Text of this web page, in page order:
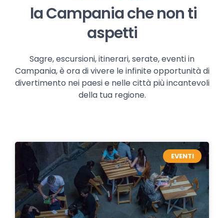
la Campania che non ti
aspetti
Sagre, escursioni, itinerari, serate, eventi in
Campania, è ora di vivere le infinite opportunità di
divertimento nei paesi e nelle città più incantevoli
della tua regione.
EVENTI